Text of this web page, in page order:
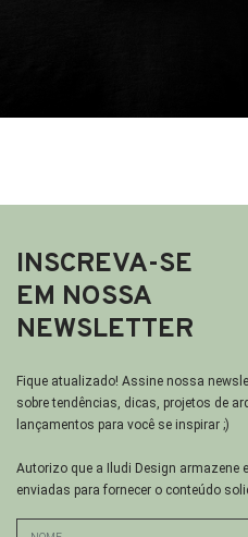
INSCREVA-SE
EM NOSSA
NEWSLETTER
Fique atualizado! Assine nossa
sobre tendências, dicas, projetos de
lançamentos para você se inspirar ;)
Autorizo que a Iludi Design armazene
enviadas para fornecer o conteúdo